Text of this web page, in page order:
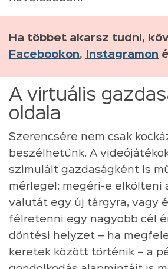
Ha többet akarsz tudni,
Facebookon, Instagramon
A virtuális
oldala
Szerencsére nem csak
beszélhetünk. A
szimulált gazdaságként is
mérlegel: megéri-e elkölteni
valutát egy új tárgyra, vagy
félretenni egy nagyobb cél
döntési helyzet – ha
keretek között történik – a